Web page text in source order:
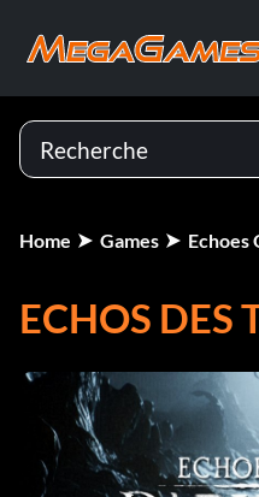
Home Games Echoes
ECHOS DES